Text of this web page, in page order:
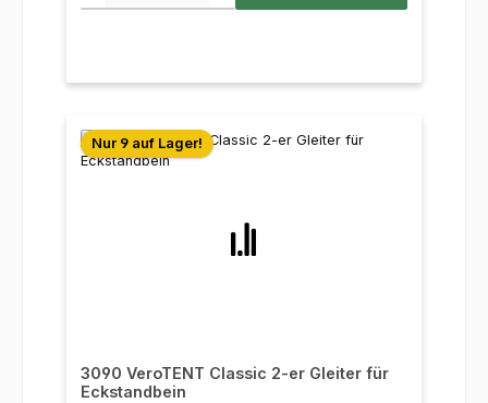
Nur 9 auf Lager!
3090 VeroTENT Classic 2-er Gleiter für
Eckstandbein